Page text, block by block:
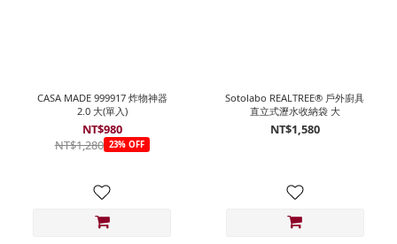
CASA MADE 999917 炸物神器
2.0 大(單入)
NT$980
NT$1,280 23% OFF
Sotolabo REALTREE® 戶外廚具
直立式瀝水收納袋 大
NT$1,580